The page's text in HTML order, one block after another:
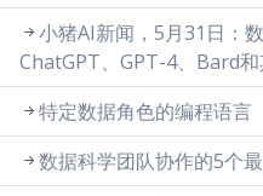
小猪AI新闻，5月31日：
ChatGPT、GPT-4、Bard
特定数据角色的编程语言
数据科学团队协作的5个